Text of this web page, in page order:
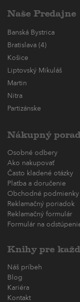
Naše Predajne
Banská Bystrica
Bratislava (4)
Košice
Liptovský Mikuláš
Martin
Nitra
Partizánske
Nákupný
Osobné odbery
Ako nakupovať
Často kladené otázky
Platba a doručenie
Obchodné podmienky
Reklamačný poriadok
Reklamačný formulár
Formulár na
Knihy pre
Náš príbeh
Blog
Kariéra
Kontakt